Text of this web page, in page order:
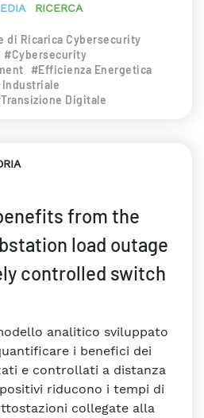
RICERCA
Ricarica Cybersecurity
#Cybersecurity
#Efficienza Energetica
Digitale
from the
load outage
controlled switch
analitico sviluppato
i benefici dei
e controllati a distanza
riducono i tempi di
collegate alla